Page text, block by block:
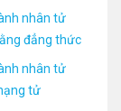
nhân tử
đẳng thức
nhân tử
tử